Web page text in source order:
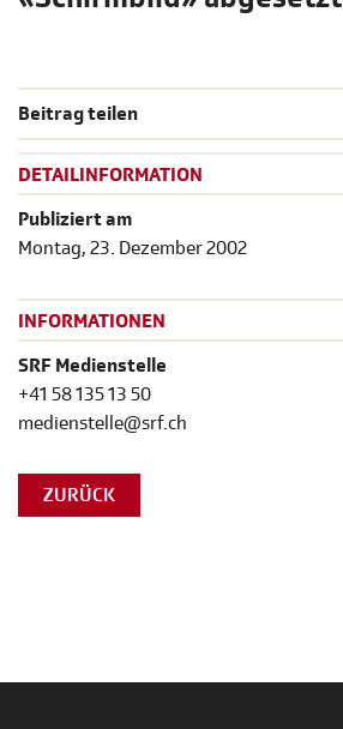
Beitrag teilen
DETAILINFORMATION
Publiziert am
Montag, 23. Dezember 2002
INFORMATIONEN
SRF Medienstelle
+41 58 135 13 50
medienstelle@srf.ch
ZURÜCK